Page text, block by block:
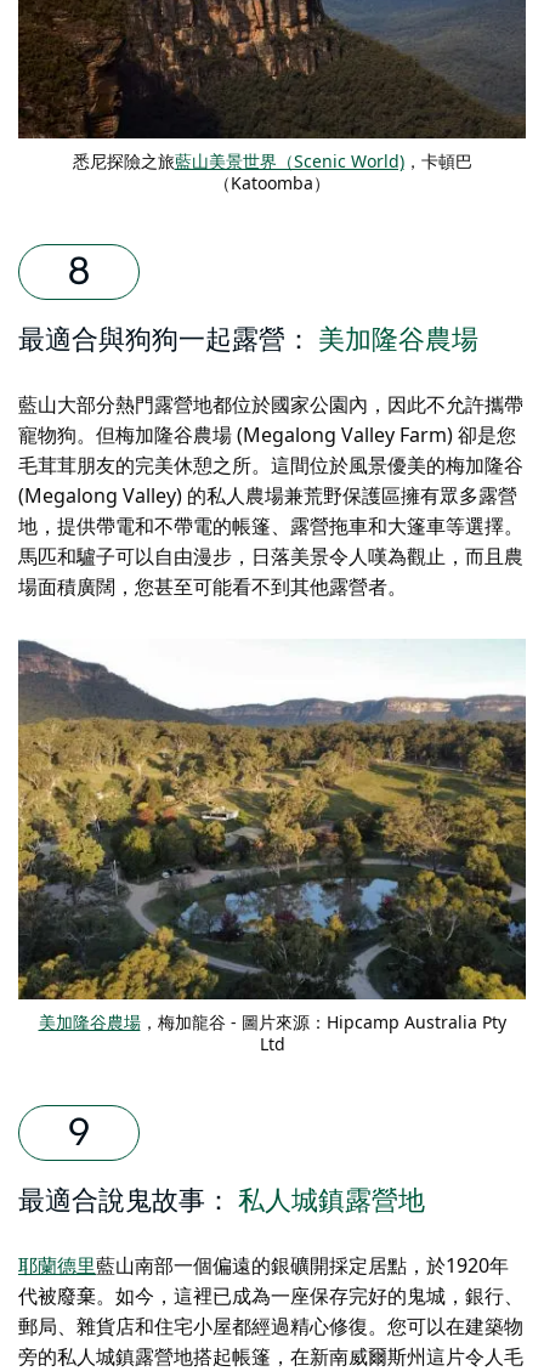
悉尼探險之旅藍山美景世界（Scenic World)，卡頓巴
（Katoomba）
最適合與狗狗一起露營： 美加隆谷農場
藍山大部分熱門露營地都位於國家公園內，因此不允許攜帶
寵物狗。但梅加隆谷農場 (Megalong Valley Farm) 卻是您
毛茸茸朋友的完美休憩之所。這間位於風景優美的梅加隆谷
(Megalong Valley) 的私人農場兼荒野保護區擁有眾多露營
地，提供帶電和不帶電的帳篷、露營拖車和大篷車等選擇。
馬匹和驢子可以自由漫步，日落美景令人嘆為觀止，而且農
場面積廣闊，您甚至可能看不到其他露營者。
美加隆谷農場，梅加龍谷 - 圖片來源：Hipcamp Australia Pty
Ltd
最適合說鬼故事： 私人城鎮露營地
耶蘭德里藍山南部一個偏遠的銀礦開採定居點，於1920年
代被廢棄。如今，這裡已成為一座保存完好的鬼城，銀行、
郵局、雜貨店和住宅小屋都經過精心修復。您可以在建築物
旁的私人城鎮露營地搭起帳篷，在新南威爾斯州這片令人毛